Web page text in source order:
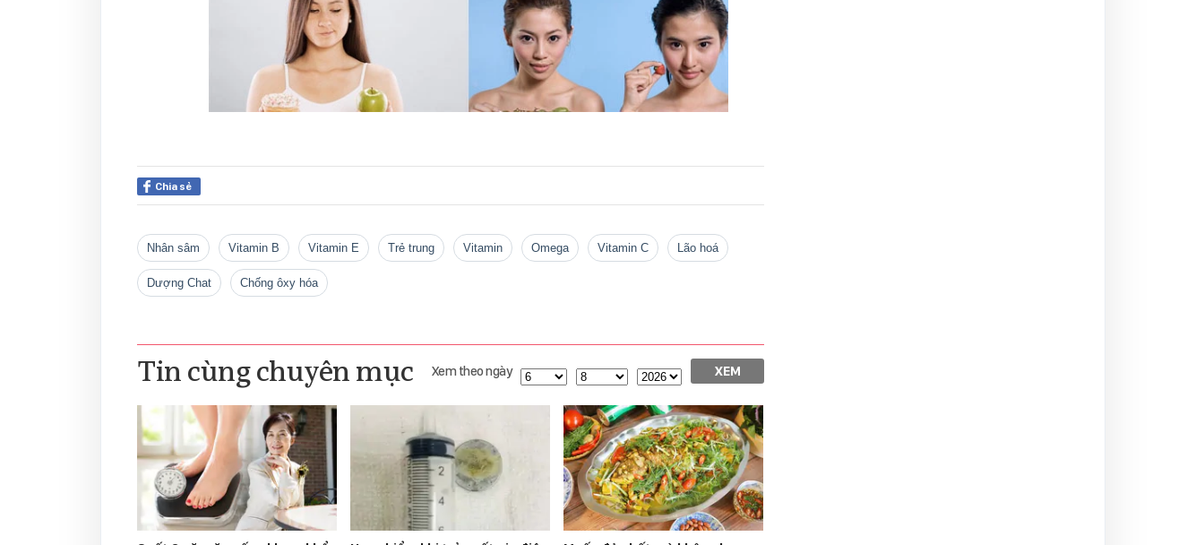
Chia sẻ
nhân sâm vitamin B vitamin E trẻ trung Vitamin Omega Vitamin C lão hoá
Dượng Chat chống ôxy hóa
Tin cùng chuyên mục Xem theo ngày XEM